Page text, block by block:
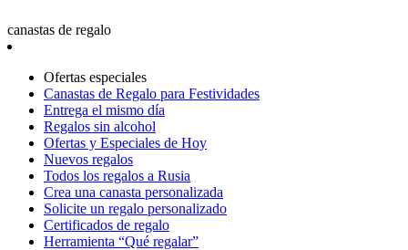
canastas de regalo
Ofertas especiales
Canastas de Regalo para Festividades
Entrega el mismo día
Regalos sin alcohol
Ofertas y Especiales de Hoy
Nuevos regalos
Todos los regalos a Rusia
Crea una canasta personalizada
Solicite un regalo personalizado
Certificados de regalo
Herramienta “Qué regalar”